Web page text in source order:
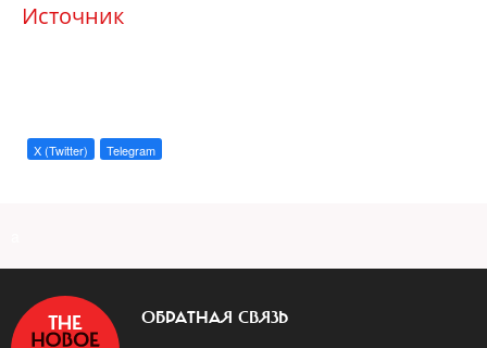
Источник
X (Twitter) Telegram
ОБРАТНАЯ СВЯЗЬ